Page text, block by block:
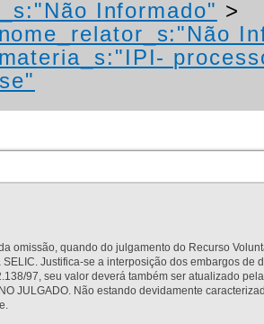
Informado" >
nome_relator_s:"Não
materia_s:"IPI-
omissão, quando do julgamento do Recurso
Justifica-se a interposição dos embargos de
97, seu valor deverá também ser atualizado
JULGADO. Não estando devidamente